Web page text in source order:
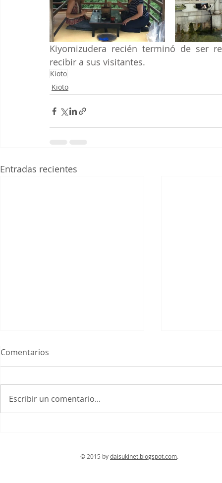
Kiyomizudera recién terminó de ser
recibir a sus visitantes.
Kioto
Kioto
Entradas recientes
Otagi Nembutsu ji
Comentarios
Escribir un comentario...
© 2015 bydaisukinet.blogspot.com.